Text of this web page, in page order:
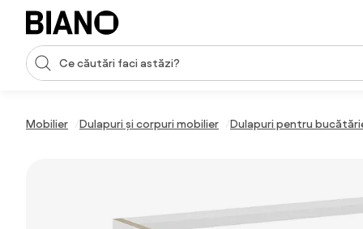
Sari peste navigare, accesează conținutul
Introducerea căutării
Mobilier Dulapuri și corpuri mobilier Dulapuri pentru